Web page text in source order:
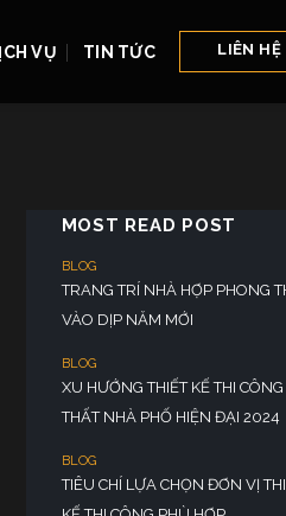
VỤ TIN TỨC LIÊN HỆ
MOST READ POST